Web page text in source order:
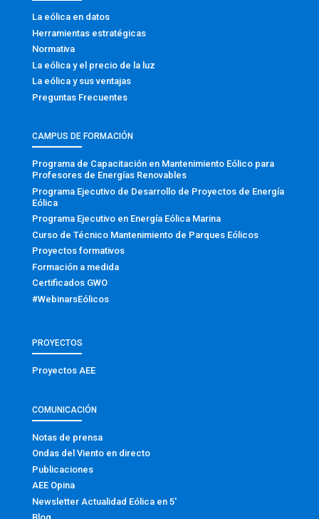
La eólica en datos
Herramientas estratégicas
Normativa
La eólica y el precio de la luz
La eólica y sus ventajas
Preguntas Frecuentes
CAMPUS DE FORMACIÓN
Programa de Capacitación en Mantenimiento Eólico para
Profesores de Energías Renovables
Programa Ejecutivo de Desarrollo de Proyectos de Energía
Eólica
Programa Ejecutivo en Energía Eólica Marina
Curso de Técnico Mantenimiento de Parques Eólicos
Proyectos formativos
Formación a medida
Certificados GWO
#WebinarsEólicos
PROYECTOS
Proyectos AEE
COMUNICACIÓN
Notas de prensa
Ondas del Viento en directo
Publicaciones
AEE Opina
Newsletter Actualidad Eólica en 5′